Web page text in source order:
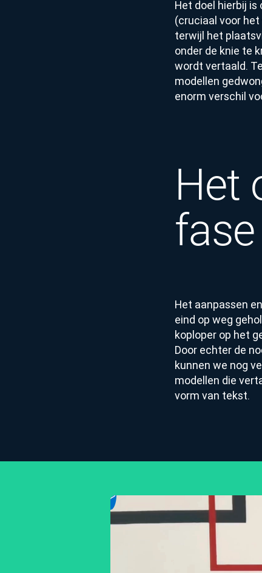
Het doel hierbij
(cruciaal voor
terwijl het
onder de knie te
wordt vertaald.
modellen
enorm verschil
Het
Het aanpassen
eind op weg
koploper op het
Door echter de
kunnen we nog
modellen die
vorm van tekst.